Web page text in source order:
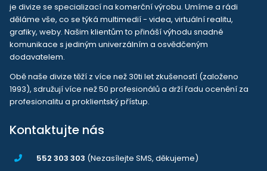
je divize se specializací na komerční výrobu. Umíme a rádi
děláme vše, co se týká multimedií - videa, virtuální realitu,
grafiky, weby. Našim klientům to přináší výhodu snadné
komunikace s jediným univerzálním a osvědčeným
dodavatelem.
Obě naše divize těží z více než 30ti let zkušeností (založeno
1993), sdružují více než 50 profesionálů a drží řadu ocenění za
profesionalitu a proklientský přístup.
Kontaktujte nás
552 303 303 (Nezasílejte SMS, děkujeme)